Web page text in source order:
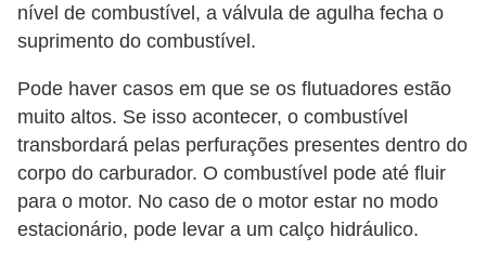
nível de combustível, a válvula de agulha fecha o
suprimento do combustível.
Pode haver casos em que se os flutuadores estão
muito altos. Se isso acontecer, o combustível
transbordará pelas perfurações presentes dentro do
corpo do carburador. O combustível pode até fluir
para o motor. No caso de o motor estar no modo
estacionário, pode levar a um calço hidráulico.
t
e
n
ç
ã
o
S